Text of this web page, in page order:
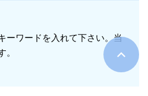
ーワードを入れて下さい。当